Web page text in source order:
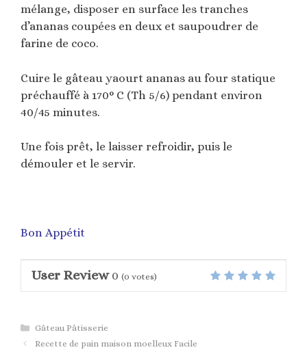
mélange, disposer en surface les tranches
d’ananas coupées en deux et saupoudrer de
farine de coco.
Cuire le gâteau yaourt ananas au four statique
préchauffé à 170° C (Th 5/6) pendant environ
40/45 minutes.
Une fois prêt, le laisser refroidir, puis le
démouler et le servir.
Bon Appétit
User Review 0 (0 votes)
Catégories
Gâteau Pâtisserie
Recette de pain maison moelleux Facile